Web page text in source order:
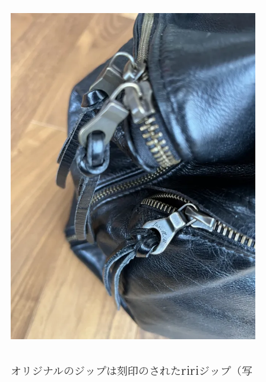
オリジナルのジップは刻印のされたririジップ（写